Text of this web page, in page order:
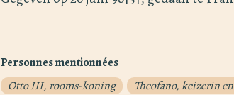
Personnes mentionnées
Otto III, rooms-koning
Theofano, keizerin